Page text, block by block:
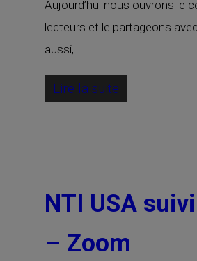
Aujourd’hui nous ouvrons le
lecteurs et le partageons
aussi,…
Lire la suite
NTI USA
– Zoom